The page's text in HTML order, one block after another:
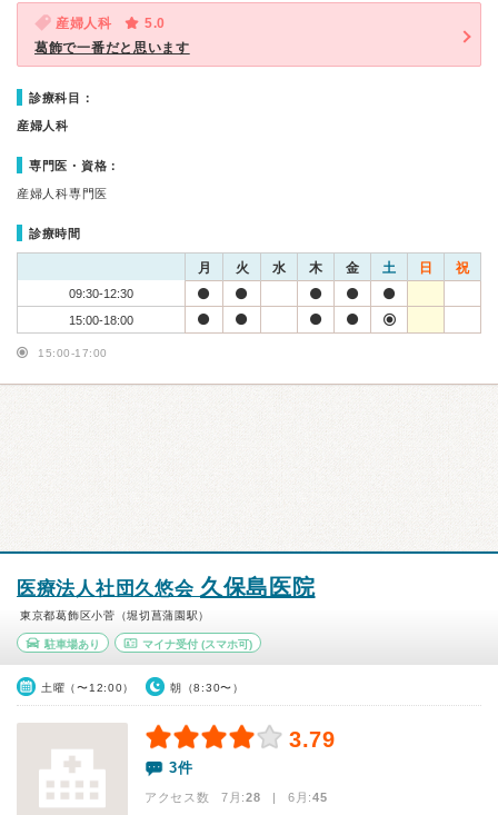
産婦人科
5.0
葛飾で一番だと思います
診療科目：
産婦人科
専門医・資格：
産婦人科専門医
診療時間
月 火 水 木 金 土 日 祝
09:30-12:30
15:00-18:00
15:00-17:00
医療法人社団久悠会 久保島医院
東京都葛飾区小菅（堀切菖蒲園駅）
駐車場あり マイナ受付(スマホ可)
土曜（〜12:00） 朝（8:30〜）
3.79
3件
アクセス数 7月:28 | 6月:45